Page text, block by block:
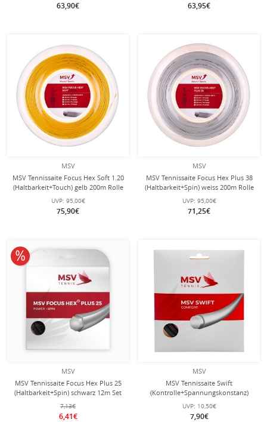
63,90€ 63,95€
MSV
MSV Tennissaite Focus Hex Soft 1.20
(Haltbarkeit+Touch) gelb 200m Rolle
UVP: 95,00€
75,90€
MSV
MSV Tennissaite Focus Hex Plus 38
(Haltbarkeit+Spin) weiss 200m Rolle
UVP: 95,00€
71,25€
MSV
MSV Tennissaite Focus Hex Plus 25
(Haltbarkeit+Spin) schwarz 12m Set
7,13€
6,41€
10% reduziert
MSV
MSV Tennissaite Swift
(Kontrolle+Spannungskonstanz)
schwarz 12m Set
UVP: 10,50€
7,90€